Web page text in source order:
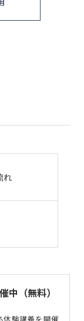
れ
中（無料）